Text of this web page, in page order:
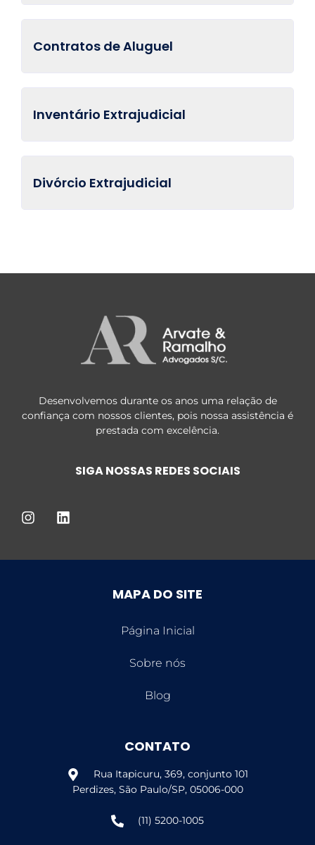
Contratos de Aluguel
Inventário Extrajudicial
Divórcio Extrajudicial
Desenvolvemos durante os anos uma relação de
confiança com nossos clientes, pois nossa assistência é
prestada com excelência.
SIGA NOSSAS REDES SOCIAIS
MAPA DO SITE
Página Inicial
Sobre nós
Blog
CONTATO
Rua Itapicuru, 369, conjunto 101
Perdizes, São Paulo/SP, 05006-000
(11) 5200-1005